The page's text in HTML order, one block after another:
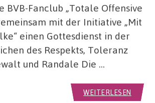
BVB-Fanclub „Totale Offensive
mit der Initiative „Mit
einen Gottesdienst in der
des Respekts, Toleranz
und Randale Die …
WEITERLESEN